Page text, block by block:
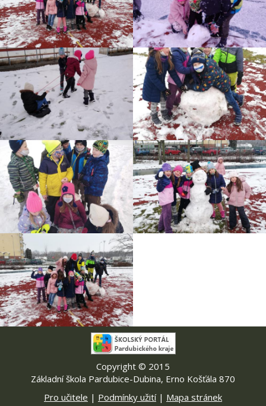
Copyright © 2015
Základní škola Pardubice-Dubina, Erno Košťála 870
Pro učitele | Podmínky užití| Mapa stránek